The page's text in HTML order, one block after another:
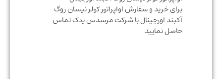
برای خرید و سفارش اواپراتور کولر نیسان روگ
آکبند اورجینال با شرکت مرسدس یدک تماس
حاصل نمایید